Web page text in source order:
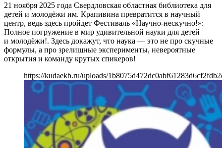
21 ноября 2025 года Свердловская областная библиотека для
детей и молодёжи им. Крапивина превратится в научный
центр, ведь здесь пройдет Фестиваль «Научно-нескучно!»:
Полное погружение в мир удивительной науки для детей
и молодёжи!. Здесь докажут, что наука — это не про скучные
формулы, а про зрелищные эксперименты, невероятные
открытия и команду крутых спикеров!
https://kudaekb.ru/uploads/